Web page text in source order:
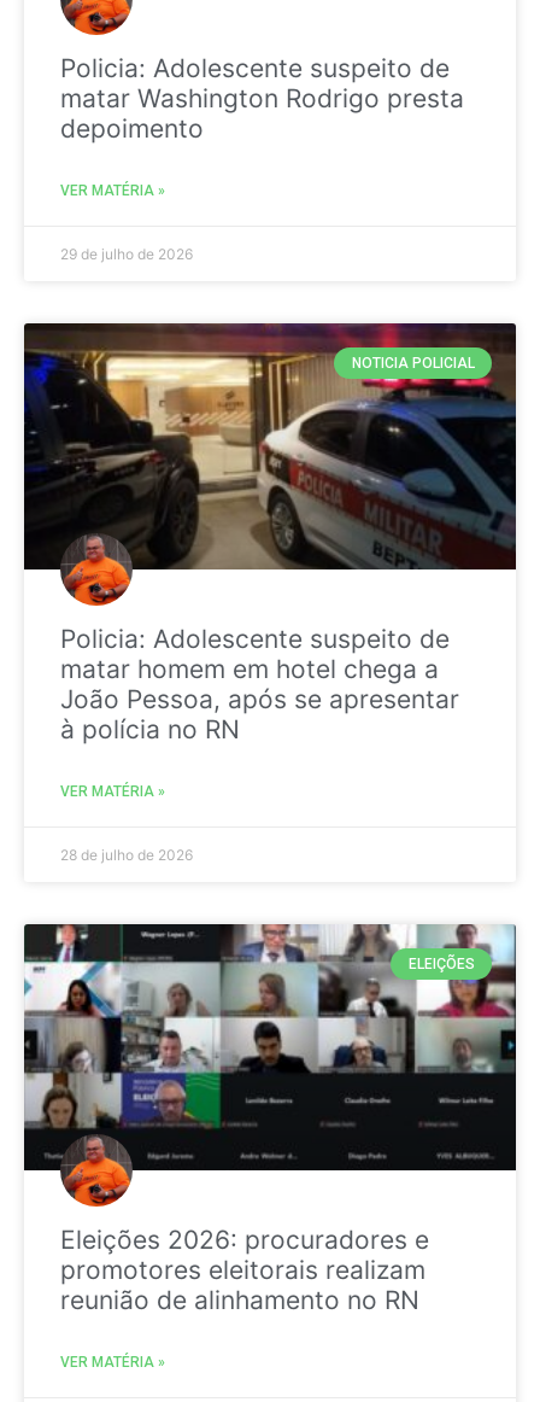
Policia: Adolescente suspeito de
matar Washington Rodrigo presta
depoimento
VER MATÉRIA »
29 de julho de 2026
NOTICIA POLICIAL
Policia: Adolescente suspeito de
matar homem em hotel chega a
João Pessoa, após se apresentar
à polícia no RN
VER MATÉRIA »
28 de julho de 2026
ELEIÇÕES
Eleições 2026: procuradores e
promotores eleitorais realizam
reunião de alinhamento no RN
VER MATÉRIA »